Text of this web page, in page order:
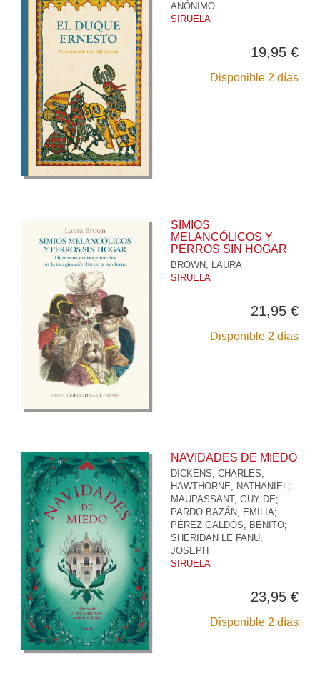
ANÓNIMO
SIRUELA
19,95 €
Disponible 2 días
SIMIOS
MELANCÓLICOS Y
PERROS SIN HOGAR
BROWN, LAURA
SIRUELA
21,95 €
Disponible 2 días
NAVIDADES DE MIEDO
DICKENS, CHARLES;
HAWTHORNE, NATHANIEL;
MAUPASSANT, GUY DE;
PARDO BAZÁN, EMILIA;
PÉREZ GALDÓS, BENITO;
SHERIDAN LE FANU,
JOSEPH
SIRUELA
23,95 €
Disponible 2 días